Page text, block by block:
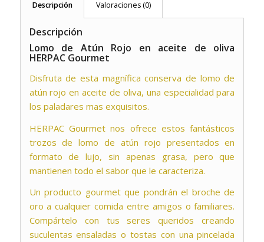
Descripción Valoraciones (0)
Descripción
Lomo de Atún Rojo en aceite de oliva
HERPAC Gourmet
Disfruta de esta magnífica conserva de lomo de
atún rojo en aceite de oliva, una especialidad para
los paladares mas exquisitos.
HERPAC Gourmet nos ofrece estos fantásticos
trozos de lomo de atún rojo presentados en
formato de lujo, sin apenas grasa, pero que
mantienen todo el sabor que le caracteriza.
Un producto gourmet que pondrán el broche de
oro a cualquier comida entre amigos o familiares.
Compártelo con tus seres queridos creando
suculentas ensaladas o tostas con una pincelada